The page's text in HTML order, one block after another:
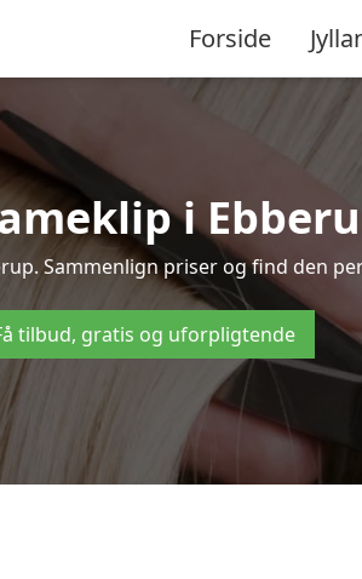
Forside
i
Sammenlign priser og find den
tilbud, gratis og uforpligtende